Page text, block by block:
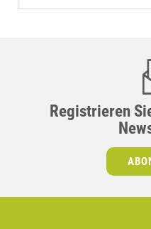
Registrieren